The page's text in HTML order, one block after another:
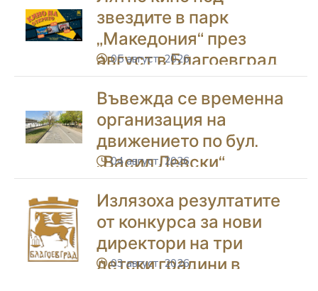
звездите в парк
„Македония“ през
август в Благоевград
icon
05 август, 2026
Въвежда се временна
организация на
движението по бул.
„Васил Левски“
icon
04 август, 2026
Излязоха резултатите
от конкурса за нови
директори на три
детски градини в
icon
03 август, 2026